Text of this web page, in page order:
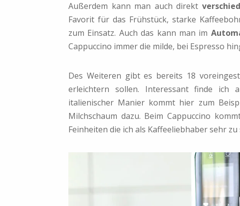
Außerdem kann man auch direkt
Favorit für das Frühstück, starke
zum Einsatz. Auch das kann man im
Cappuccino immer die milde, bei Espresso
Des Weiteren gibt es bereits 18
erleichtern sollen. Interessant finde ich
italienischer Manier kommt hier zum
Milchschaum dazu. Beim Cappuccino
Feinheiten die ich als Kaffeeliebhaber sehr zu